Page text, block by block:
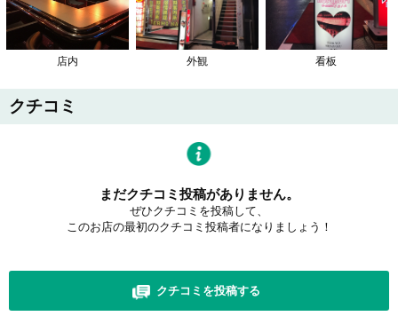
店内 外観 看板
クチコミ
まだクチコミ投稿がありません。
ぜひクチコミを投稿して、
このお店の最初のクチコミ投稿者になりましょう！
クチコミを投稿する